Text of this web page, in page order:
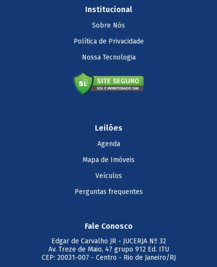
Institucional
Sobre Nós
Política de Privacidade
Nossa Tecnologia
Leilões
Agenda
Mapa de Imóveis
Veículos
Perguntas frequentes
Fale Conosco
Edgar de Carvalho JR- JUCERJA Nº 32
Av. Treze de Maio, 47 grupo 912 Ed. ITU
CEP: 20031-007 - Centro - Rio de Janeiro/RJ